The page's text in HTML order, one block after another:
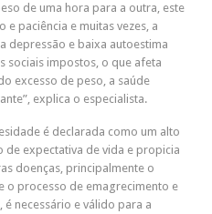
de uma hora para a outra, este
paciência e muitas vezes, a
depressão e baixa autoestima
sociais impostos, o que afeta
excesso de peso, a saúde
explica o especialista.
é declarada como um alto
de expectativa de vida e propicia
doenças, principalmente o
o processo de emagrecimento e
necessário e válido para a